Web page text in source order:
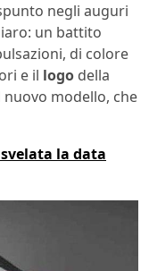
negli auguri
un battito
di colore
e il logo della
modello, che
la data